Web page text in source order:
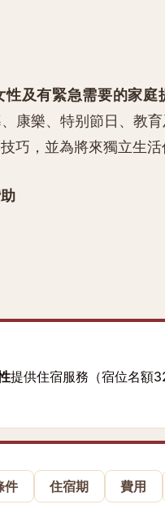
性及有緊急需要的家庭
康樂、特别節日、教育
巧，並為將來獨立生活
提供住宿服務（宿位名額3
件 住宿期 費用